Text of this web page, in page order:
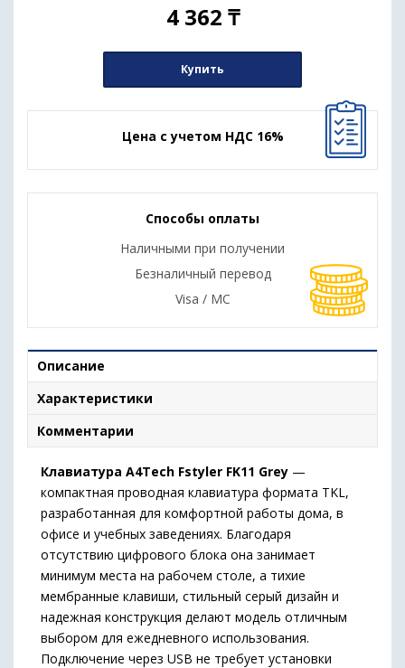
4 362 ₸
Купить
Цена с учетом НДС 16%
Способы оплаты
Наличными при получении
Безналичный перевод
Visa / MC
Описание
Характеристики
Комментарии
Клавиатура A4Tech Fstyler FK11 Grey —
компактная проводная клавиатура формата TKL,
разработанная для комфортной работы дома, в
офисе и учебных заведениях. Благодаря
отсутствию цифрового блока она занимает
минимум места на рабочем столе, а тихие
мембранные клавиши, стильный серый дизайн и
надежная конструкция делают модель отличным
выбором для ежедневного использования.
Подключение через USB не требует установки